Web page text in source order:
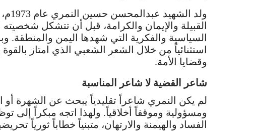
ولد
القبيلة والإيمان والكرامة، قبل أن تتشكل
السياسية والفكرية التي شهدها اليمن والمنطقة.
استثنائياً من خلال الشعر الشعبي الذي امتاز
وقضايا الأمة.
شاعر القضية لا شاعر المناسبة
لم يكن النمري شاعراً تقليدياً يبحث عن الشهرة أو
ومسؤولية وموقفاً أخلاقياً. ولهذا اتجه مبكراً
الفساد والهيمنة والارتهان، متبنياً خطاباً ثورياً